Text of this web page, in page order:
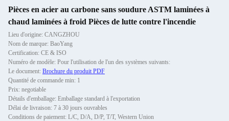
Pièces en acier au carbone sans soudure ASTM laminées à
chaud laminées à froid Pièces de lutte contre l'incendie
Lieu d'origine: CANGZHOU
Nom de marque: BaoYang
Certification: CE & ISO
Numéro de modèle: Pour l'utilisation de l'un des systèmes suivants:
Le document: Brochure du produit PDF
Quantité de commande min: 1
Prix: negotiable
Détails d'emballage: Emballage standard à l'exportation
Délai de livraison: 7 à 30 jours ouvrables
Conditions de paiement: L/C, D/A, D/P, T/T, Western Union